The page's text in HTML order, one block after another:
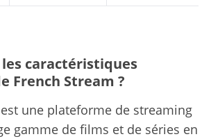
caractéristiques
French Stream ?
une plateforme de streaming
gamme de films et de séries en